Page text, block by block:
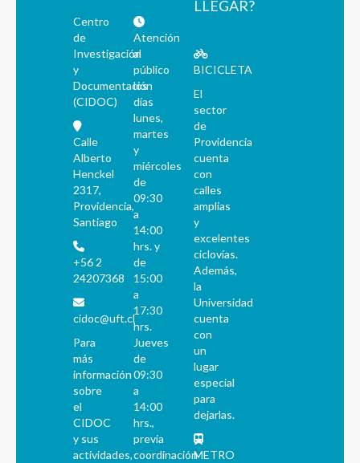
Centro
de
Investigación
y
Documentación
(CIDOC)
Calle
Alberto
Henckel
2317,
Providencia,
Santiago
+56 2
24207368
cidoc@uft.cl
Para
más
información
sobre
el
CIDOC
y sus
actividades,
Atención
al
público
los
días
lunes,
martes
y
miércoles
de
09:30
a
14:00
hrs. y
de
15:00
a
17:30
hrs.
Jueves
de
09:30
a
14:00
hrs.,
previa
coordinación
LLEGAR?
BICICLETA
El
sector
de
Providencia
cuenta
con
calles
amplias
y
excelentes
ciclovías.
Además,
la
Universidad
cuenta
con
un
lugar
especial
para
dejarlas.
METRO